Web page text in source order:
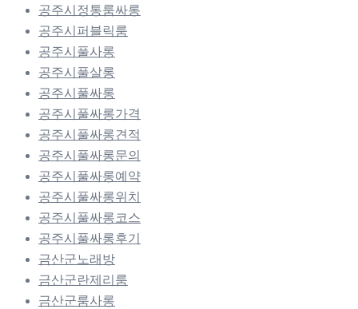
공주시정통룸싸롱
공주시퍼블릭룸
공주시풀사롱
공주시풀살롱
공주시풀싸롱
공주시풀싸롱가격
공주시풀싸롱견적
공주시풀싸롱문의
공주시풀싸롱예약
공주시풀싸롱위치
공주시풀싸롱코스
공주시풀싸롱후기
금산군노래방
금산군란제리룸
금산군룸사롱